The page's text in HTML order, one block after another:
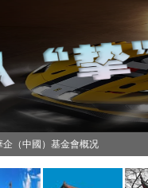
（中國）基金會概况